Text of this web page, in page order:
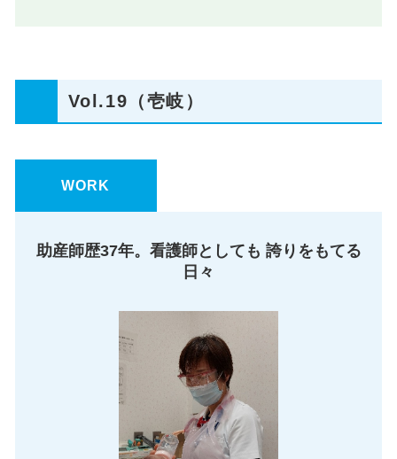
Vol.19（壱岐）
WORK
助産師歴37年。看護師としても 誇りをもてる
日々